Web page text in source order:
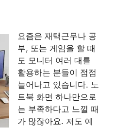
요즘은 재택근무나 공
부, 또는 게임을 할 때
도 모니터 여러 대를
활용하는 분들이 점점
늘어나고 있습니다. 노
트북 화면 하나만으로
는 부족하다고 느낄 때
가 많잖아요. 저도 예